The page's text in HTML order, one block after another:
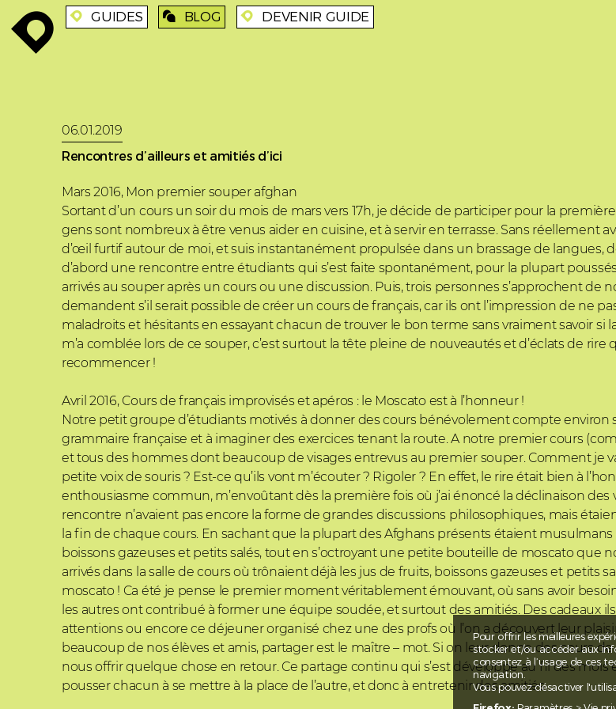
enroute enroute GUIDES blog BLOG enroute DEVENIR GUIDE
06.01.2019
Rencontres d’ailleurs et amitiés d’ici
Mars 2016, Mon premier souper afghan
Sortant d’un cours un soir du mois de mars vers 17h, je décide de participer pour la
gens sont nombreux à être venus aider en cuisine, et à servir en terrasse. Sans réellement
d’œil furtif autour de moi, et suis instantanément propulsée dans un brassage de langues,
d’abord une rencontre entre étudiants qui s’est faite spontanément, pour la plupart
arrivés au souper après un cours ou une discussion. Puis, trois personnes s’approchent
demandent s’il serait possible de créer un cours de français, car ils ont l’impression de ne
maladroits et hésitants en essayant chacun de trouver le bon terme sans vraiment savoir si
m’a comblée lors de ce souper, c’est surtout la tête pleine de nouveautés et d’éclats de
recommencer !
Avril 2016, Cours de français improvisés et apéros : le Moscato est à l’honneur !
Notre petit groupe d’étudiants motivés à donner des cours bénévolement compte environ
grammaire française et à imaginer des exercices tenant la route. A notre premier cours
et tous des hommes dont beaucoup de visages entrevus au premier souper. Comment je
petite voix de souris ? Est-ce qu’ils vont m’écouter ? Rigoler ? En effet, le rire était bien à
enthousiasme commun, m’envoûtant dès la première fois où j’ai énoncé la déclinaison
rencontre n’avaient pas encore la forme de grandes discussions philosophiques, mais
la fin de chaque cours. En sachant que la plupart des Afghans présents étaient
boissons gazeuses et petits salés, tout en s’octroyant une petite bouteille de moscato que
arrivés dans la salle de cours où trônaient déjà les jus de fruits, boissons gazeuses et petits
moscato ! Ca été je pense le premier moment véritablement émouvant, où sans avoir
les autres ont contribué à former une équipe soudée, et surtout des amitiés. Des cadeaux
attentions ou encore ce déjeuner organisé chez une des profs où l’on a découvert leur
beaucoup de nos élèves et amis, partager est le maître – mot. Si on leur donne des cours
nous offrir quelque chose en retour. Ce partage continu qui s’est développé au fil des
pousser chacun à se mettre à la place de l’autre, et donc à entretenir des amitiés.
Pour offrir les meilleures
stocker et/ou accéder aux
consentez à l’usage de ces
navigation.
Vous pouvez désactiver